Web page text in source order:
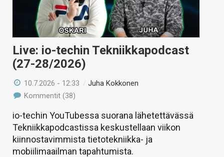
HAKU
Live: io-techin Tekniikkapodcast
(27-28/2026)
10.7.2026 - 12:33 /Juha Kokkonen
Kommentit (38)
io-techin YouTubessa suorana lähetettävässä
Tekniikkapodcastissa keskustellaan viikon
kiinnostavimmista tietotekniikka- ja
mobiilimaailman tapahtumista.